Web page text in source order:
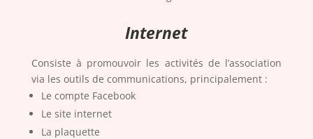
Internet
Consiste à promouvoir les activités de l’association
via les outils de communications, principalement :
Le compte Facebook
Le site internet
La plaquette